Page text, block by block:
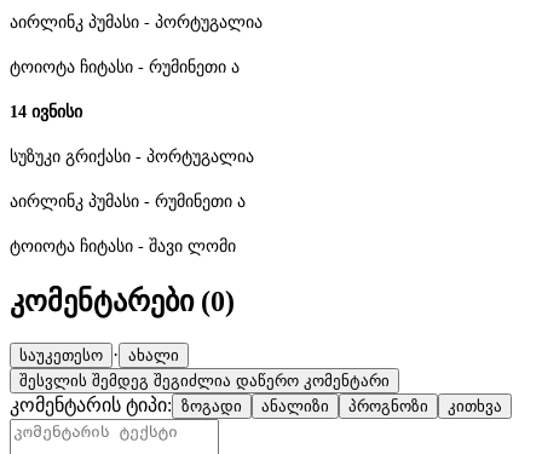
აირლინკ პუმასი - პორტუგალია
ტოიოტა ჩიტასი - რუმინეთი ა
14 ივნისი
სუზუკი გრიქასი - პორტუგალია
აირლინკ პუმასი - რუმინეთი ა
ტოიოტა ჩიტასი - შავი ლომი
კომენტარები (0)
საუკეთესო · ახალი
შესვლის შემდეგ შეგიძლია დაწერო კომენტარი
კომენტარის ტიპი: ზოგადი ანალიზი პროგნოზი კითხვა